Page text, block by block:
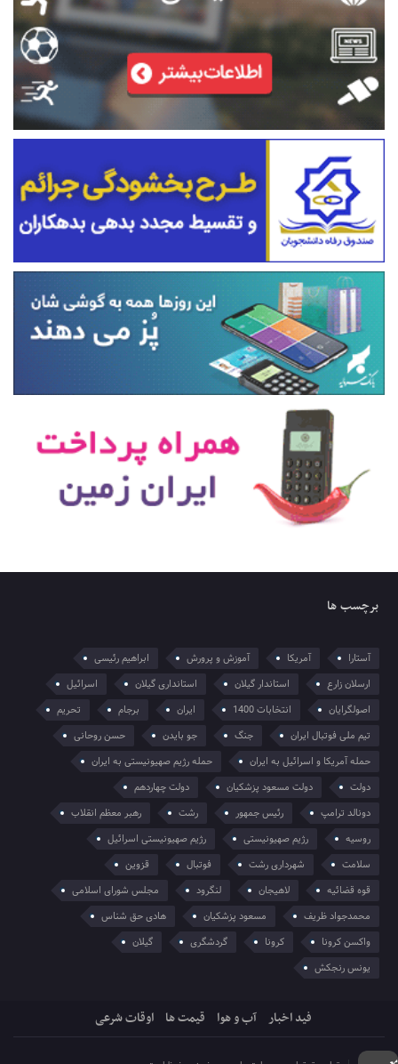
برچسب ها
آستارا آمریکا آموزش و پرورش
ابراهیم رئیسی
ارسلان زارع
استاندار گیلان استانداری گیلان
اسرائیل
اصولگرایان
انتخابات 1400 ایران برجام
تحریم
تیم ملی فوتبال ایران
جنگ جو بایدن
حسن روحانی
حمله آمریکا و اسرائیل به ایران
حمله رژیم صهیونیستی به ایران
دولت
دولت مسعود پزشکیان
دولت چهاردهم
دونالد ترامپ
رئیس جمهور رشت
رهبر معظم انقلاب
روسیه
رژیم صهیونیستی
رژیم صهیونیستی اسرائیل
سلامت
شهرداری رشت فوتبال
قزوین
قوه قضائیه
لاهیجان لنگرود
مجلس شورای اسلامی
محمدجواد ظریف
مسعود پزشکیان
هادی حق شناس
واکسن کرونا
کرونا گردشگری
گیلان
یونس رنجکش
فید اخبار آب و هوا قیمت ها اوقات شرعی